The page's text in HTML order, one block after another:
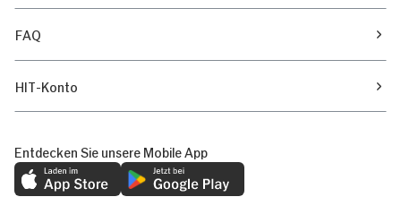
FAQ
HIT-Konto
Entdecken Sie unsere Mobile App